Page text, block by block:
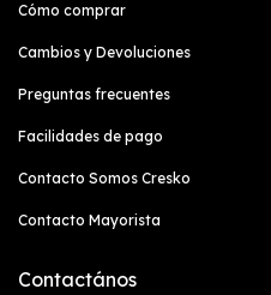
Cómo comprar
Cambios y Devoluciones
Preguntas frecuentes
Facilidades de pago
Contacto Somos Cresko
Contacto Mayorista
Contactános